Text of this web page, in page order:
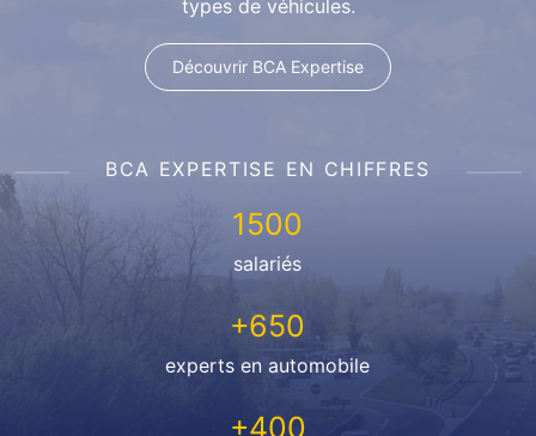
types de véhicules.
Découvrir BCA Expertise
BCA EXPERTISE EN CHIFFRES
1500
salariés
+650
experts en automobile
+400